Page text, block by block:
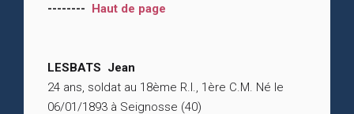
-------- Haut de page
LESBATS Jean
24 ans, soldat au 18ème R.I., 1ère C.M. Né le
06/01/1893 à Seignosse (40)